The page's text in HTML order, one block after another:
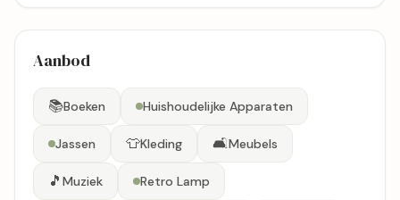
Aanbod
📚Boeken Huishoudelijke Apparaten
Jassen 👕Kleding 🛋️Meubels
🎵 Muziek Retro Lamp